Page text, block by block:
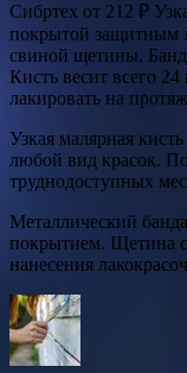
Сибртех от 212 ₽
покрытой защитным
свиной щетины.
Кисть весит всего 24
лакировать на
Узкая малярная
любой вид красок.
труднодоступных
Металлический
покрытием. Щетина
нанесения